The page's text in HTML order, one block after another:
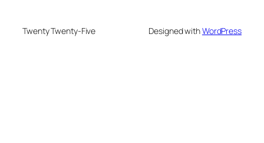
Twenty Twenty-Five Designed withWordPress